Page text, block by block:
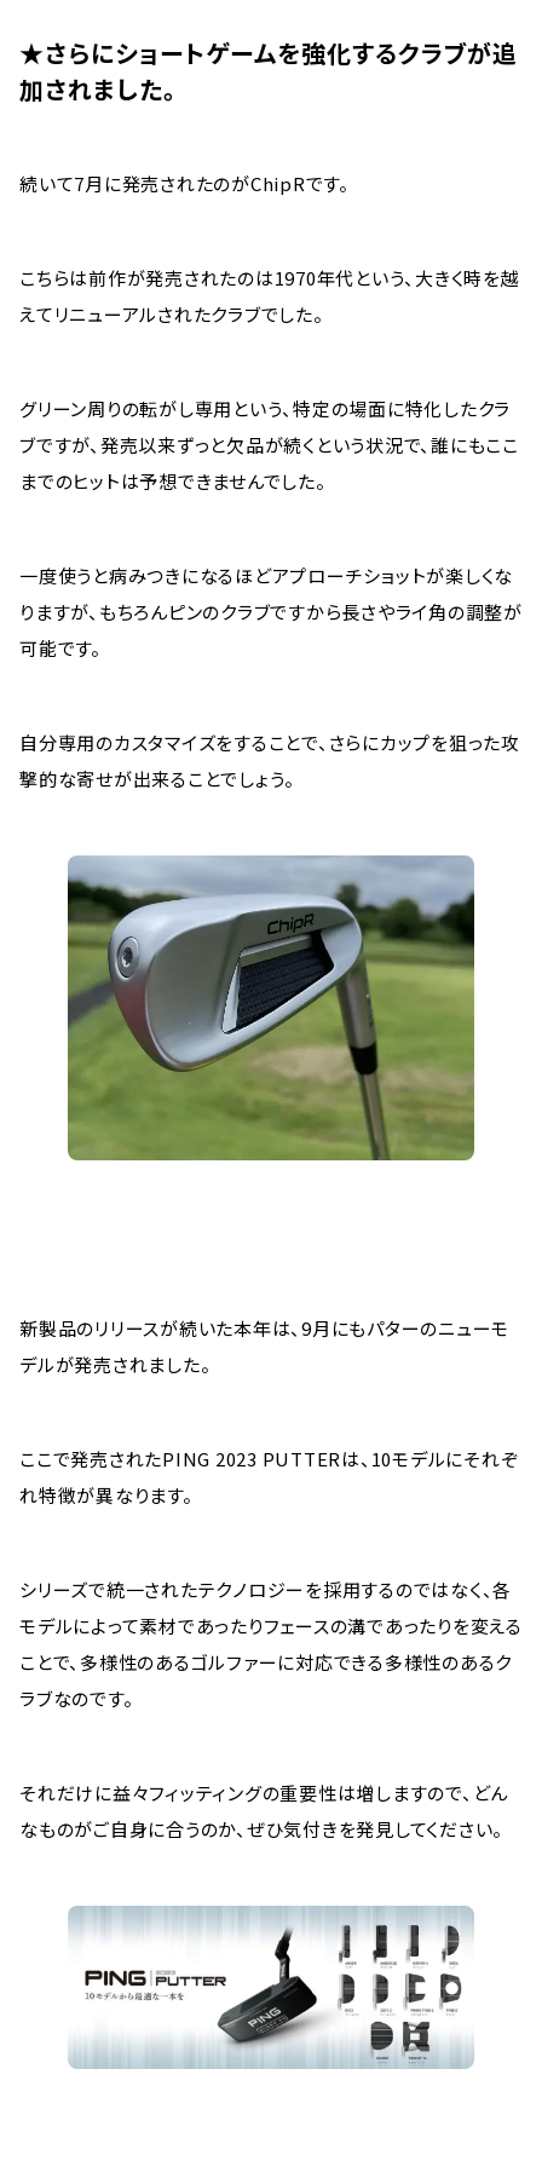
★さらにショートゲームを強化するクラブが追
加されました。
続いて7月に発売されたのがChipRです。
こちらは前作が発売されたのは1970年代という、大きく時を越
えてリニューアルされたクラブでした。
グリーン周りの転がし専用という、特定の場面に特化したクラ
ブですが、発売以来ずっと欠品が続くという状況で、誰にもここ
までのヒットは予想できませんでした。
一度使うと病みつきになるほどアプローチショットが楽しくな
りますが、もちろんピンのクラブですから長さやライ角の調整が
可能です。
自分専用のカスタマイズをすることで、さらにカップを狙った攻
撃的な寄せが出来ることでしょう。
新製品のリリースが続いた本年は、9月にもパターのニューモ
デルが発売されました。
ここで発売されたPING 2023 PUTTERは、10モデルにそれぞ
れ特徴が異なります。
シリーズで統一されたテクノロジーを採用するのではなく、各
モデルによって素材であったりフェースの溝であったりを変える
ことで、多様性のあるゴルファーに対応できる多様性のあるク
ラブなのです。
それだけに益々フィッティングの重要性は増しますので、どん
なものがご自身に合うのか、ぜひ気付きを発見してください。